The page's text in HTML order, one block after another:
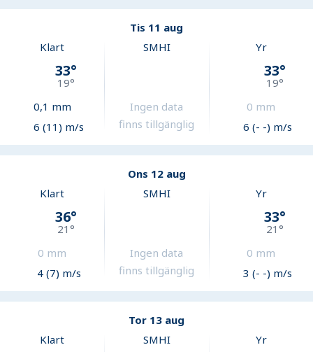
Tis 11 aug
Klart
33°
19°
0,1 mm
6 (11) m/s
SMHI
Ingen data
finns tillgänglig
Yr
33°
19°
0 mm
6 (- -) m/s
Ons 12 aug
Klart
36°
21°
0 mm
4 (7) m/s
SMHI
Ingen data
finns tillgänglig
Yr
33°
21°
0 mm
3 (- -) m/s
Tor 13 aug
Klart
SMHI Yr